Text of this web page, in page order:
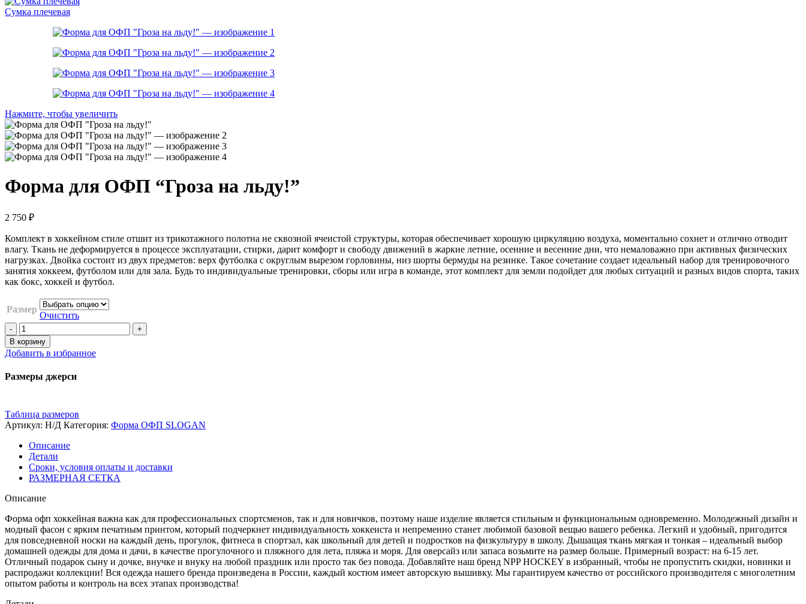
Сумка плечевая
Нажмите, чтобы увеличить
Форма для ОФП “Гроза на льду!”
2 750 ₽
Комплект в хоккейном стиле отшит из трикотажного полотна не сквозной ячеистой структуры, которая обеспечивает хорошую циркуляцию воздуха, моментально сохнет и отлично отводит
влагу. Ткань не деформируется в процессе эксплуатации, стирки, дарит комфорт и свободу движений в жаркие летние, осенние и весенние дни, что немаловажно при активных физических
нагрузках. Двойка состоит из двух предметов: верх футболка с округлым вырезом горловины, низ шорты бермуды на резинке. Такое сочетание создает идеальный набор для тренировочного
занятия хоккеем, футболом или для зала. Будь то индивидуальные тренировки, сборы или игра в команде, этот комплект для земли подойдет для любых ситуаций и разных видов спорта, таких
как бокс, хоккей и футбол.
Размер
Очистить
В корзину
Добавить в избранное
Размеры джерси
Таблица размеров
Артикул: Н/Д Категория: Форма ОФП SLOGAN
Описание
Детали
Сроки, условия оплаты и доставки
РАЗМЕРНАЯ СЕТКА
Описание
Форма офп хоккейная важна как для профессиональных спортсменов, так и для новичков, поэтому наше изделие является стильным и функциональным одновременно. Молодежный дизайн и
модный фасон с ярким печатным принтом, который подчеркнет индивидуальность хоккеиста и непременно станет любимой базовой вещью вашего ребенка. Легкий и удобный, пригодится
для повседневной носки на каждый день, прогулок, фитнеса в спортзал, как школьный для детей и подростков на физкультуру в школу. Дышащая ткань мягкая и тонкая – идеальный выбор
домашней одежды для дома и дачи, в качестве прогулочного и пляжного для лета, пляжа и моря. Для оверсайз или запаса возьмите на размер больше. Примерный возраст: на 6-15 лет.
Отличный подарок сыну и дочке, внучке и внуку на любой праздник или просто так без повода. Добавляйте наш бренд NPP HOCKEY в избранный, чтобы не пропустить скидки, новинки и
распродажи коллекции! Вся одежда нашего бренда произведена в России, каждый костюм имеет авторскую вышивку. Мы гарантируем качество от российского производителя с многолетним
опытом работы и контроль на всех этапах производства!